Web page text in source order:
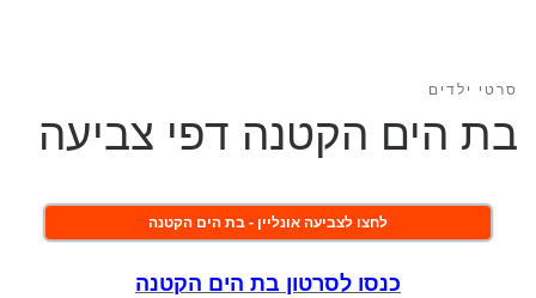
סרטי ילדים
בת הים הקטנה דפי צביעה
לחצו לצביעה אונליין - בת הים הקטנה
כנסו לסרטון בת הים הקטנה